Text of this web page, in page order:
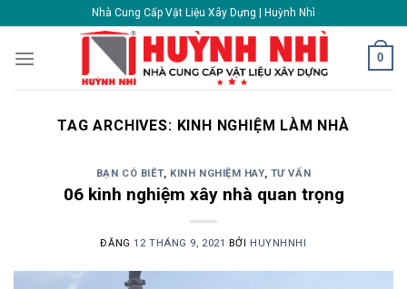
content
Nhà Cung Cấp Vật Liệu Xây Dựng | Huỳnh Nhì
0
TAG ARCHIVES: KINH NGHIỆM LÀM NHÀ
BẠN CÓ BIÊT, KINH NGHIỆM HAY, TƯ VẤN
06 kinh nghiệm xây nhà quan trọng
ĐĂNG12 THÁNG 9, 2021 BỞI HUYNHNHI